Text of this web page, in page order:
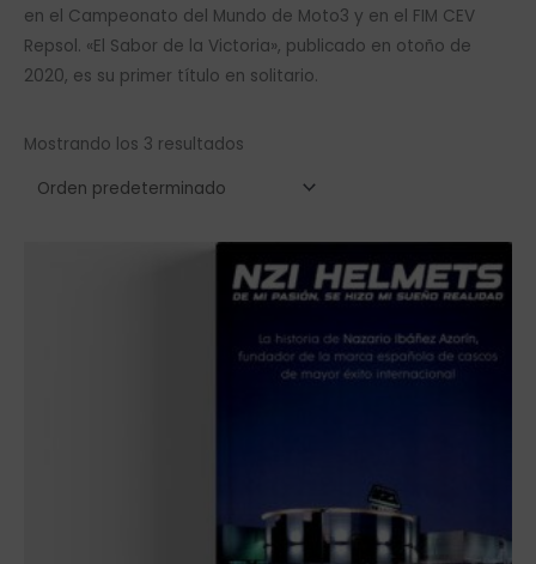
en el Campeonato del Mundo de Moto3 y en el FIM CEV
Repsol. «El Sabor de la Victoria», publicado en otoño de
2020, es su primer título en solitario.
Mostrando los 3 resultados